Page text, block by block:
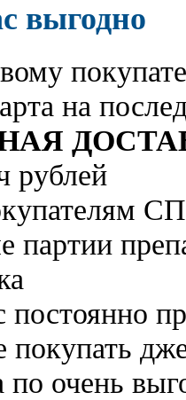
выгодно
на
рублей
партии
постоянно
покупать
по очень